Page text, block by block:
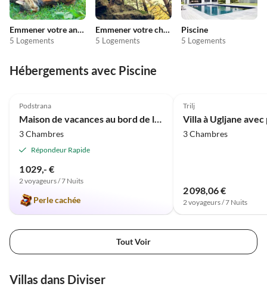
Emmener votre animal en vacances
5 Logements
Emmener votre chien en vacances
5 Logements
Piscine
5 Logements
Hébergements avec Piscine
Podstrana
3 Chambres
Répondeur Rapide
1 029,- €
2 voyageurs / 7 Nuits
Perle cachée
Trilj
Villa à Ugljane
3 Chambres
2 098,06 €
2 voyageurs / 7 Nuits
Tout Voir
Villas dans Diviser